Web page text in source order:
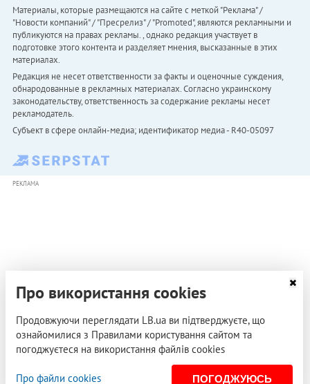
Материалы, которые размещаются на сайте с меткой "Реклама" /
"Новости компаний" / "Пресрелиз" / "Promoted", являются рекламными и
публикуются на правах рекламы. , однако редакция участвует в
подготовке этого контента и разделяет мнения, высказанные в этих
материалах.
Редакция не несет ответственности за факты и оценочные суждения,
обнародованные в рекламных материалах. Согласно украинскому
законодательству, ответственность за содержание рекламы несет
рекламодатель.
Субъект в сфере онлайн-медиа; идентификатор медиа - R40-05097
РЕКЛАМА
Про використання cookies
Продовжуючи переглядати LB.ua ви підтверджуєте, що
ознайомилися з Правилами користування сайтом та
погоджуєтеся на використання файлів cookies
Про файли cookies ПОГОДЖУЮСЬ